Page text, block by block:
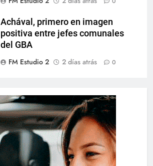
Achával, primero en imagen
positiva entre jefes comunales
del GBA
FM Estudio 2
2 días atrás 0